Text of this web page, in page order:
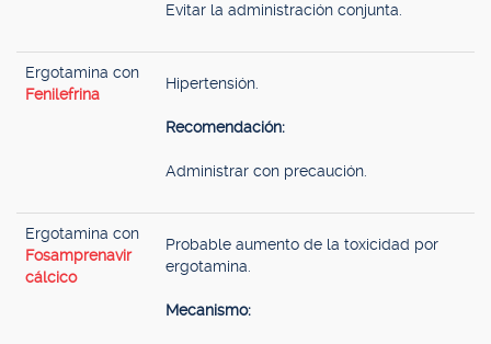
Evitar la administración conjunta.
Ergotamina con
Fenilefrina
Hipertensión.
Recomendación:
Administrar con precaución.
Ergotamina con
Fosamprenavir
cálcico
Probable aumento de la toxicidad por
ergotamina.
Mecanismo: